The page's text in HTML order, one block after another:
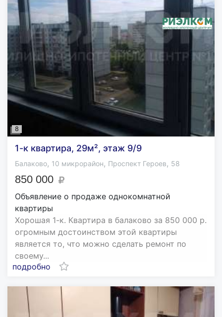
8
1-к квартира, 29м², этаж 9/9
Балаково, 10 микрорайон, Проспект Героев, 58
850 000
Объявление о продаже однокомнатной
квартиры
Хорошая 1-к. Квартира в балаково за 850 000 р.
огромным достоинством этой квартиры
является то, что можно сделать ремонт по
своему...
подробно